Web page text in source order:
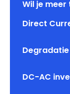
Wil je
Direct
Degradatie
DC-AC